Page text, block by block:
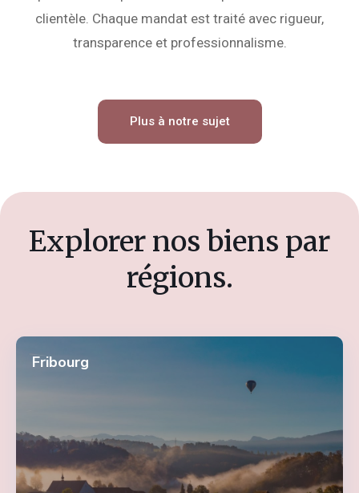
clientèle. Chaque mandat est traité avec rigueur,
transparence et professionnalisme.
Plus à notre sujet
Explorer nos biens par
régions.
Fribourg